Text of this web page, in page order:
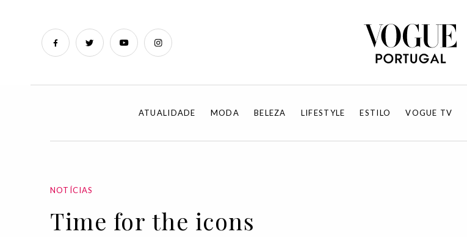
ATUALIDADE MODA BELEZA LIFESTYLE ESTILO VOGUE TV
NOTÍCIAS
Time for the icons